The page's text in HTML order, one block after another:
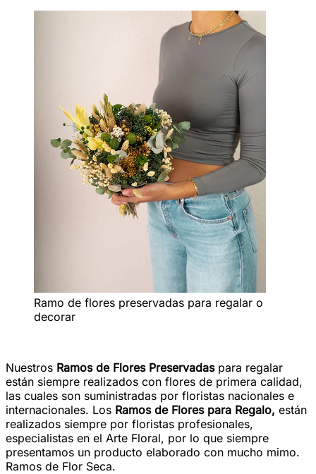
Ramo de flores preservadas para regalar o
decorar
Nuestros Ramos de Flores Preservadaspara regalar
están siempre realizados con flores de primera calidad,
las cuales son suministradas por floristas nacionales e
internacionales. Los Ramos de Flores para Regalo, están
realizados siempre por floristas profesionales,
especialistas en el Arte Floral, por lo que siempre
presentamos un producto elaborado con mucho mimo.
Ramos de Flor Seca.